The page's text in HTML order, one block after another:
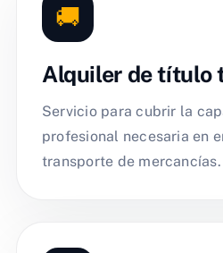
🚚
Alquiler de título
Servicio para cubrir la
profesional necesaria en
transporte de mercancías.